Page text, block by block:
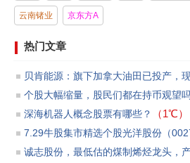
云南锗业 京东方A
热门文章
贝肯能源：旗下加拿大油田已投产，
个股大幅缩量，股民们都在持币观望
​深海机器人概念股票有哪些？ （1℃）
7.29牛股集市精选个股光洋股份（